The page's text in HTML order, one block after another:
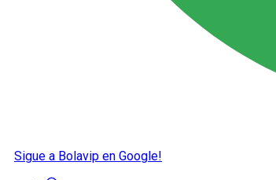
Sigue a Bolavip en Google!